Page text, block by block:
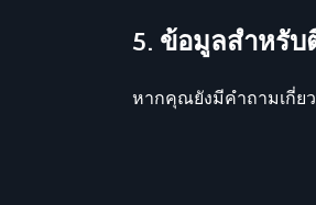
5. ข้อมูลสำหรั
หากคุณยังมีคำถามเกี่ย